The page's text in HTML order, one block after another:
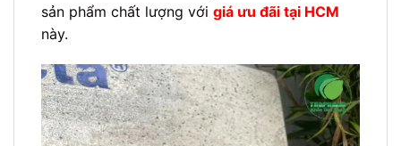
sản phẩm chất lượng với giá ưu đãi tại HCM
này.